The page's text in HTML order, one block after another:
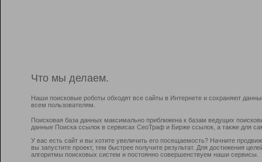
Что мы делаем.
Наши поисковые роботы обходят все сайты в Интернете и сохраняют
всем пользователям.
Поисковая база данных максимально приближена к базам ведущих
данные Поиска ссылок в сервисах СеоТраф и Бирже ссылок, а также для
У вас есть сайт и вы хотите увеличить его посещаемость? Начните
вы запустите проект, тем быстрее получите результат. Для достижения
алгоритмы поисковых систем и постоянно совершенствуем наши сервисы.